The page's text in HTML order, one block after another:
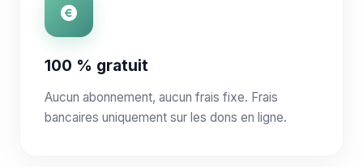
100 % gratuit
Aucun abonnement, aucun frais fixe. Frais
bancaires uniquement sur les dons en ligne.